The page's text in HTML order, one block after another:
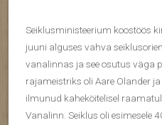
Seiklusministeerium koostöös
juuni alguses vahva
vanalinnas ja see osutus väga
rajameistriks oli Aare Olander
ilmunud kaheköitelisel
Vanalinn. Seiklus oli esimesele